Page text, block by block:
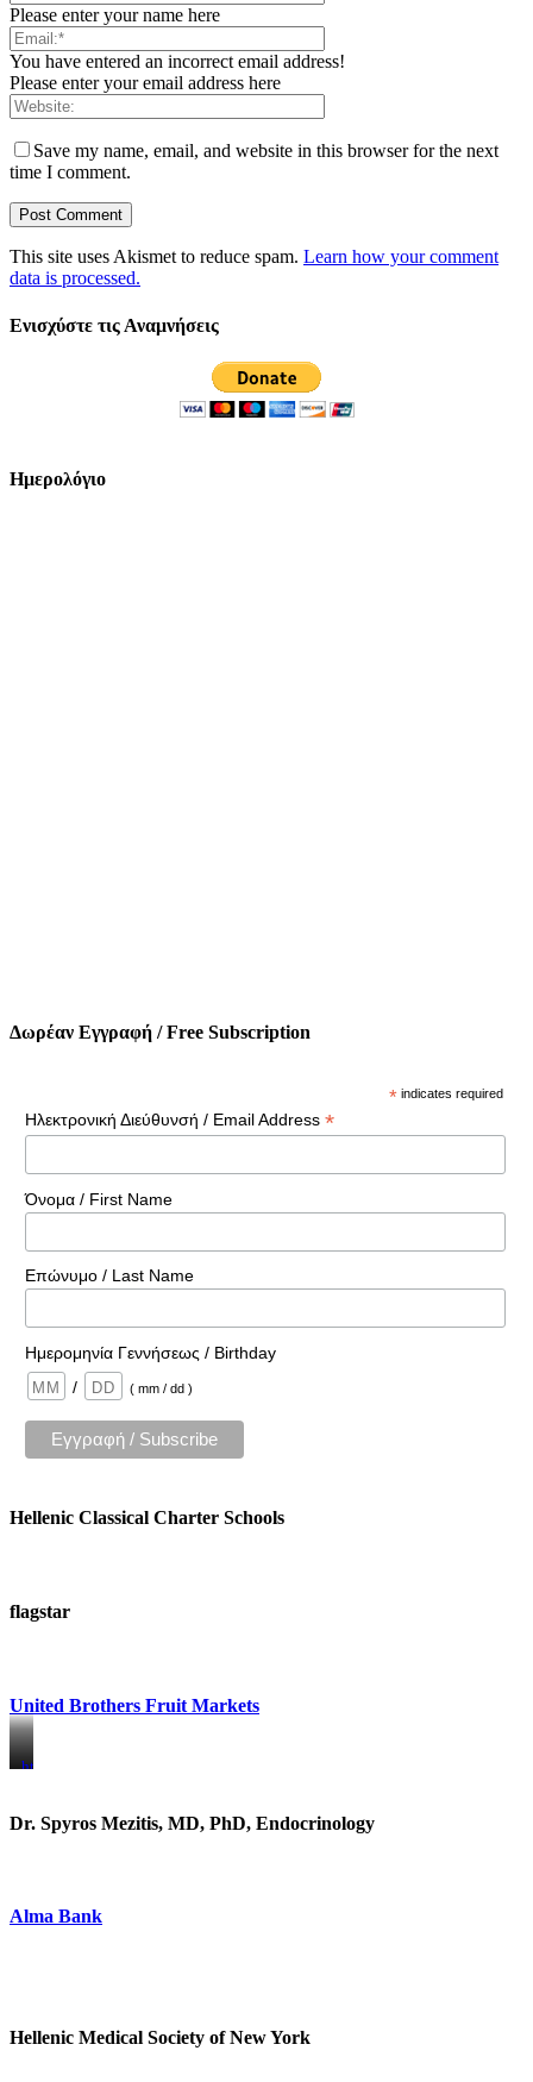
Please enter your name here
You have entered an incorrect email address!
Please enter your email address here
Save my name, email, and website in this browser for the next
time I comment.
This site uses Akismet to reduce spam. Learn how your comment
data is processed.
Ενισχύστε τις Αναμνήσεις
Ημερολόγιο
Δωρέαν Εγγραφή / Free Subscription
* indicates required
Ηλεκτρονική Διεύθυνσή / Email Address *
Όνομα / First Name
Επώνυμο / Last Name
Ημερομηνία Γεννήσεως / Birthday
/
( mm / dd )
Hellenic Classical Charter Schools
flagstar
United Brothers Fruit Markets
https://www.unitedbrothersfruitmarkets.com/
https://www.unitedbrothersfruitmarkets.com/
Dr. Spyros Mezitis, MD, PhD, Endocrinology
Alma Bank
Hellenic Medical Society of New York